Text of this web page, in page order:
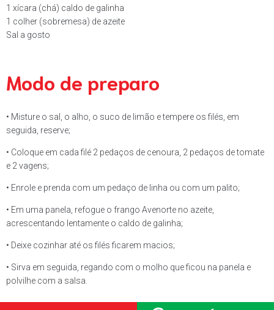
1 xícara (chá) caldo de galinha
1 colher (sobremesa) de azeite
Sal a gosto
Modo de preparo
• Misture o sal, o alho, o suco de limão e tempere os filés, em
seguida, reserve;
• Coloque em cada filé 2 pedaços de cenoura, 2 pedaços de tomate
e 2 vagens;
• Enrole e prenda com um pedaço de linha ou com um palito;
• Em uma panela, refogue o frango Avenorte no azeite,
acrescentando lentamente o caldo de galinha;
• Deixe cozinhar até os filés ficarem macios;
• Sirva em seguida, regando com o molho que ficou na panela e
polvilhe com a salsa.